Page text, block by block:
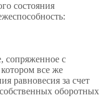
состояния
сопряженное с
все же
равновесия за счет
оборотных